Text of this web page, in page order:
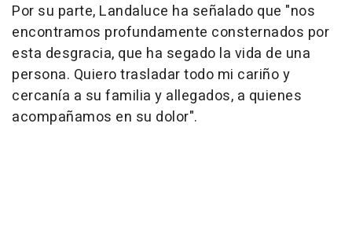
Por su parte, Landaluce ha señalado que "nos
encontramos profundamente consternados por
esta desgracia, que ha segado la vida de una
persona. Quiero trasladar todo mi cariño y
cercanía a su familia y allegados, a quienes
acompañamos en su dolor".